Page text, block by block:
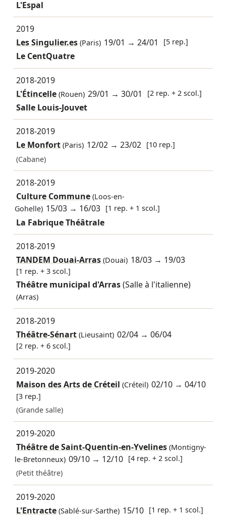
L'Espal
2019
Les Singulier.es(Paris) 19/01 →24/01 [5 rep.]
Le CentQuatre
2018-2019
L'Étincelle(Rouen) 29/01 →30/01 [2 rep. + 2 scol.]
Salle Louis-Jouvet
2018-2019
Le Monfort(Paris) 12/02 →23/02 [10 rep.]
(Cabane)
2018-2019
Culture Commune(Loos-en-
Gohelle) 15/03 → 16/03 [1 rep. + 1 scol.]
La Fabrique Théâtrale
2018-2019
TANDEM Douai-Arras(Douai) 18/03 → 19/03
[1 rep. + 3 scol.]
Théâtre municipal d'Arras(Salle à l'italienne)
(Arras)
2018-2019
Théâtre-Sénart(Lieusaint) 02/04 →06/04
[2 rep. + 6 scol.]
2019-2020
Maison des Arts de Créteil (Créteil) 02/10 →04/10
[3 rep.]
(Grande salle)
2019-2020
Théâtre de Saint-Quentin-en-Yvelines(Montigny-
le-Bretonneux) 09/10 → 12/10 [4 rep. + 2 scol.]
(Petit théâtre)
2019-2020
L'Entracte(Sablé-sur-Sarthe) 15/10 [1 rep. + 1 scol.]